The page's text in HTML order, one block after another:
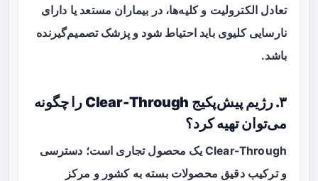
تعادل الکترولیت و کلیه‌ها، در بیماران مستعد یا دارای
نارسایی کلیوی باید احتیاط شود و پزشک تصمیم‌گیرنده
باشد.
۳. رژیم پیش‌پکیج Clear-Through را چگونه
می‌توان تهیه کرد؟
Clear-Through یک محصول تجاری است؛ دسترسی
و ترکیب دقیق محصولات بسته به کشور و مرکز